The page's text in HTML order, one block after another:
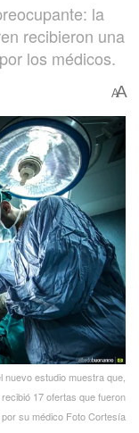
la
recibieron una
los médicos.
AA
nuevo estudio muestra que,
17 ofertas que fueron
su médico Foto Cortesía